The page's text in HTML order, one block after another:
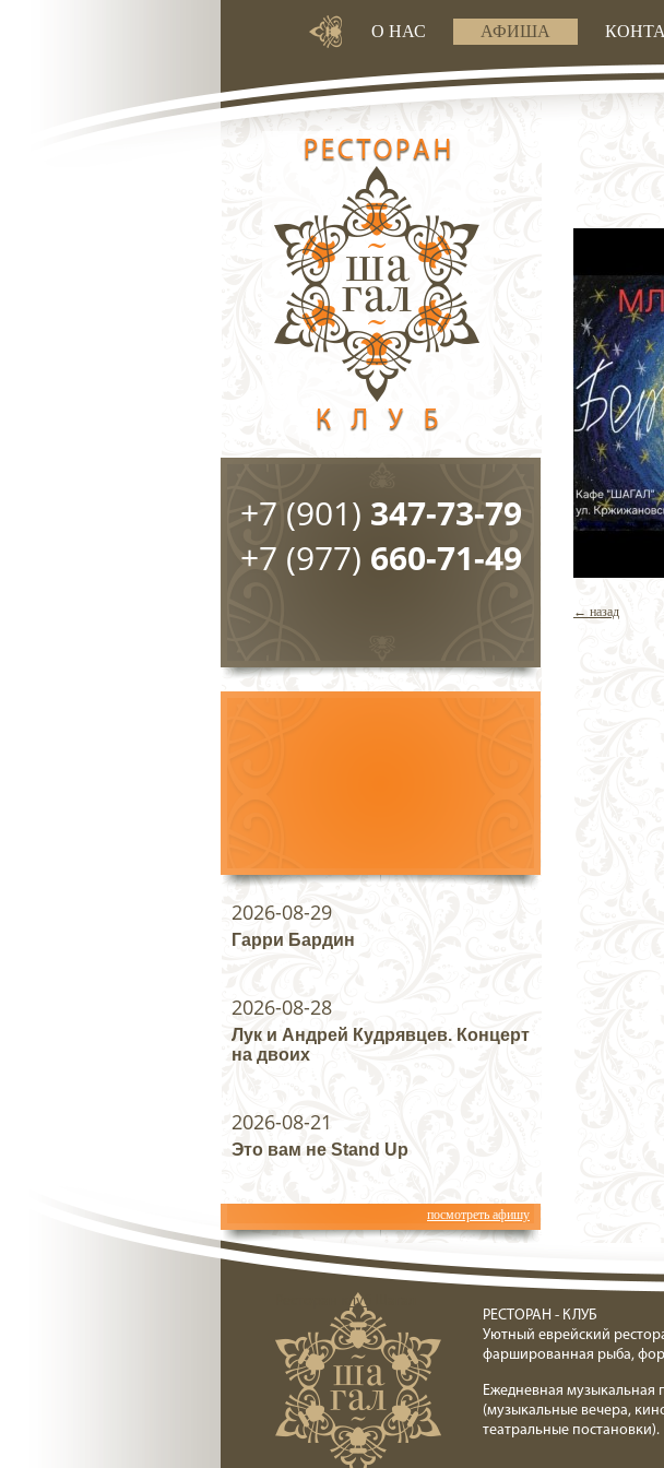
О НАС АФИША
← назад
+7 (901) 347-73-79
+7 (977) 660-71-49
2026-08-29
Гарри Бардин
2026-08-28
Лук и Андрей Кудрявцев. Концерт
на двоих
2026-08-21
Это вам не Stand Up
посмотреть афишу
Ресторан клуб Шагал
РЕСТОРАН - КЛУБ
Уютный еврейский
фаршированная рыба,
Ежедневная музыкальная
(музыкальные вечера,
театральные постановки).